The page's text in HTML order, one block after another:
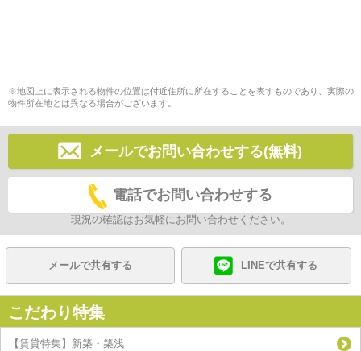
※地図上に表示される物件の位置は付近住所に所在することを表すものであり、実際の
物件所在地とは異なる場合がございます。
メールでお問い合わせする(無料)
電話でお問い合わせする
現況の確認はお気軽にお問い合わせください。
メールで共有する LINEで共有する
こだわり特集
【賃貸特集】新築・築浅